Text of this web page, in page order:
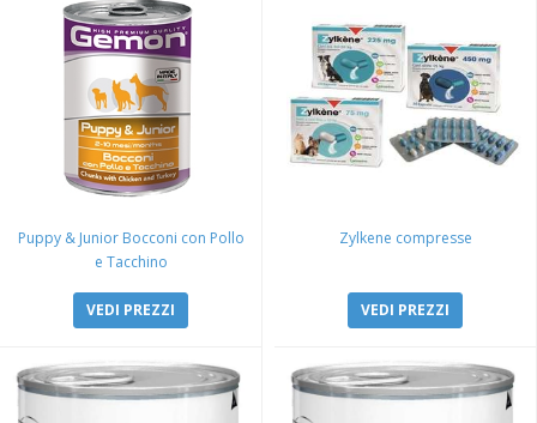
Puppy & Junior Bocconi con Pollo
e Tacchino
VEDI PREZZI
Zylkene compresse
VEDI PREZZI